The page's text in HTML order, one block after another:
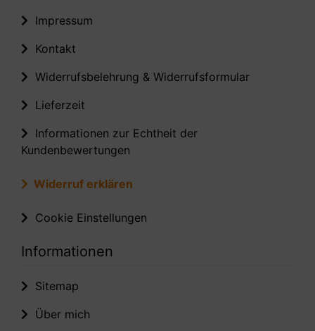
Impressum
Kontakt
Widerrufsbelehrung & Widerrufsformular
Lieferzeit
Informationen zur Echtheit der
Kundenbewertungen
Widerruf erklären
Cookie Einstellungen
Informationen
Sitemap
Über mich